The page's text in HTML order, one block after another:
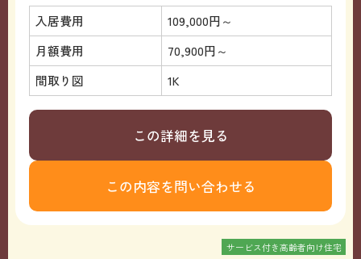
入居費用
109,000円～
月額費用
70,900円～
間取り図
1K
この詳細を見る
この内容を問い合わせる
サービス付き高齢者向け住宅